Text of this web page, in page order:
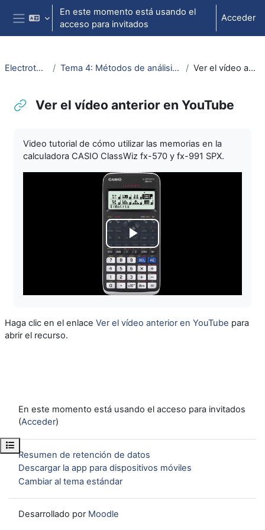
Salta al contenido principal
Panel lateral
En este momento está usando el
acceso para invitados
Acceder
Abrir índice del curso
ElectrotecniaAbierta Tema 4: Métodos de análisis de circuitos (nudos y mallas) Ver el vídeo anterior en YouTube
Ver el vídeo anterior en YouTube
Video tutorial de cómo utilizar las memorias en la
calculadora CASIO ClassWiz fx-570 y fx-991 SPX.
Reproducir
Vídeo
Haga clic en el enlace Ver el vídeo anterior en YouTube para
abrir el recurso.
En este momento está usando el acceso para invitados
(Acceder)
Resumen de retención de datos
Descargar la app para dispositivos móviles
Cambiar al tema estándar
Desarrollado por Moodle